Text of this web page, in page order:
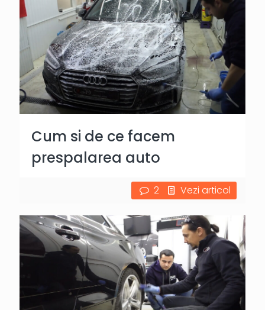
Cum si de ce facem
prespalarea auto
2 Vezi articol